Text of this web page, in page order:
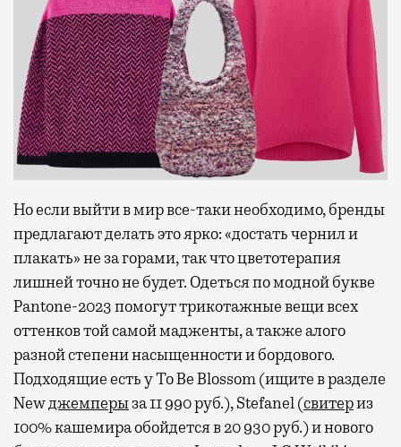
Но если выйти в мир все-таки необходимо, бренды
предлагают делать это ярко: «достать чернил и
плакать» не за горами, так что цветотерапия
лишней точно не будет. Одеться по модной букве
Pantone-2023 помогут трикотажные вещи всех
оттенков той самой мадженты, а также алого
разной степени насыщенности и бордового.
Подходящие есть у To Be Blossom (ищите в разделе
Newджемперыза 11 990 руб.), Stefanel (свитериз
100% кашемира обойдется в 20 930 руб.) и нового